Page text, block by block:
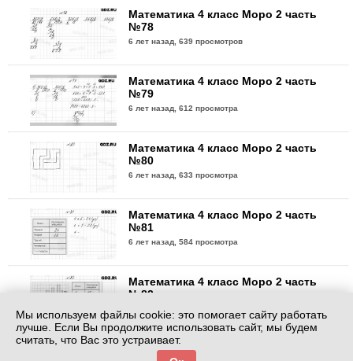
Математика 4 класс Моро 2 часть
№78
6 лет назад,639 просмотров
Математика 4 класс Моро 2 часть
№79
6 лет назад,612 просмотра
Математика 4 класс Моро 2 часть
№80
6 лет назад,633 просмотра
Математика 4 класс Моро 2 часть
№81
6 лет назад,584 просмотра
Математика 4 класс Моро 2 часть
№82
Математика 4 класс Моро 2 часть
Мы используем файлы cookie: это помогает сайту работать
лучше. Если Вы продолжите использовать сайт, мы будем
считать, что Вас это устраивает.